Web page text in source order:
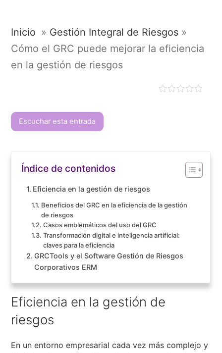
Inicio » Gestión Integral de Riesgos »
Cómo el GRC puede mejorar la eficiencia
en la gestión de riesgos
Escuchar esta entrada
Índice de contenidos
Eficiencia en la gestión de riesgos
Beneficios del GRC en la eficiencia de la gestión
de riesgos
Casos emblemáticos del uso del GRC
Transformación digital e inteligencia artificial:
claves para la eficiencia
GRCTools y el Software Gestión de Riesgos
Corporativos ERM
Eficiencia en la gestión de
riesgos
En un entorno empresarial cada vez más complejo y